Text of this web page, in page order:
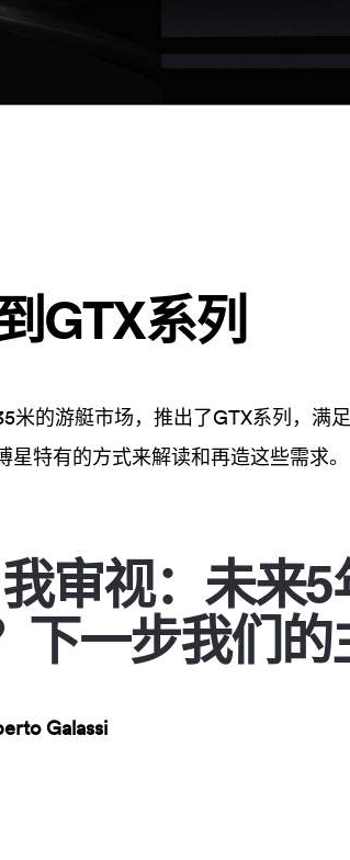
GTX系列
米的游艇市场，推出了GTX系列，满
特有的方式来解读和再造这些需求。
审视：未来
下一步我们
Galassi